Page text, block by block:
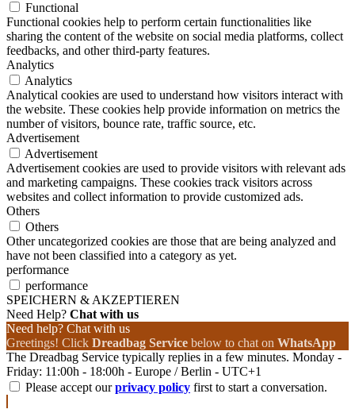
Functional
Functional cookies help to perform certain functionalities like
sharing the content of the website on social media platforms, collect
feedbacks, and other third-party features.
Analytics
Analytics
Analytical cookies are used to understand how visitors interact with
the website. These cookies help provide information on metrics the
number of visitors, bounce rate, traffic source, etc.
Advertisement
Advertisement
Advertisement cookies are used to provide visitors with relevant ads
and marketing campaigns. These cookies track visitors across
websites and collect information to provide customized ads.
Others
Others
Other uncategorized cookies are those that are being analyzed and
have not been classified into a category as yet.
performance
performance
SPEICHERN & AKZEPTIEREN
Need Help? Chat with us
Need help? Chat with us
Greetings! Click Dreadbag Service below to chat on WhatsApp
The Dreadbag Service typically replies in a few minutes. Monday -
Friday: 11:00h - 18:00h - Europe / Berlin - UTC+1
Please accept ourprivacy policy first to start a conversation.